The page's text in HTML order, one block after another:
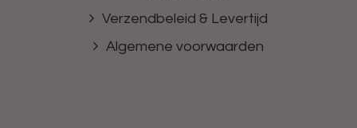
Verzendbeleid & Levertijd
Algemene voorwaarden